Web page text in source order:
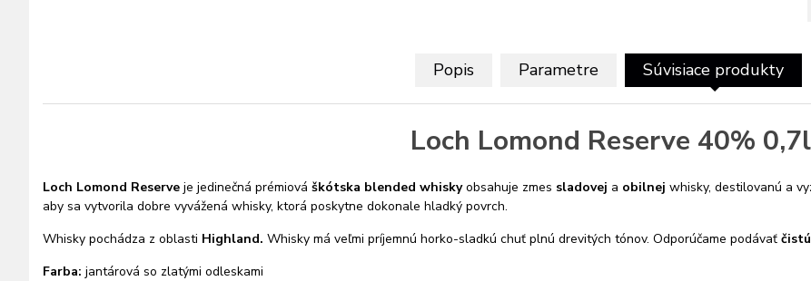
Popis Parametre Súvisiace produkty
Loch Lomond Reserve 40% 0,7l
Loch Lomond Reserve je jedinečná prémiová škótska blended whiskyobsahuje zmes sladovej a obilnej whisky, destilovanú a
aby sa vytvorila dobre vyvážená whisky, ktorá poskytne dokonale hladký povrch.
Whisky pochádza z oblasti Highland. Whisky má veľmi príjemnú horko-sladkú chuť plnú drevitých tónov. Odporúčame podávať čistú
Farba: jantárová so zlatými odleskami